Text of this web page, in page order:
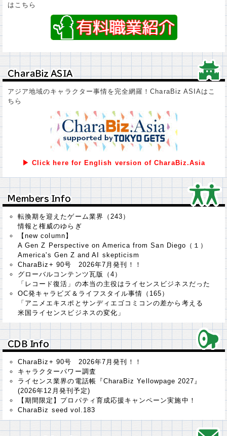
はこちら
ＣｈａｒａＢｉｚ ＡＳＩＡ
ＣｈａｒａＢｉｚ ＡＳＩＡ
アジア地域のキャラクター事情を完全網羅！CharaBiz ASIAはこ
ちら
▶ Click here for English version of CharaBiz.Asia
Ｍｅｍｂｅｒｓ Ｉｎｆｏ
Ｍｅｍｂｅｒｓ Ｉｎｆｏ
転換期を迎えたゲーム業界（243）
情報と権威のゆらぎ
【new column】
A Gen Z Perspective on America from San Diego（１）
America's Gen Z and AI skepticism
CharaBiz+ 90号 2026年7月発刊！！
グローバルコンテンツ瓦版（4）
「レコード復活」の本当の主役はライセンスビジネスだった
OC発キャラビズ＆ライフスタイル事情（165）
「アニメエキスポとサンディエゴコミコンの差から考える
米国ライセンスビジネスの変化」
ＣＤＢ Ｉｎｆｏ
ＣＤＢ Ｉｎｆｏ
CharaBiz+ 90号 2026年7月発刊！！
キャラクターパワー調査
ライセンス業界の電話帳『CharaBiz Yellowpage 2027』
(2026年12月発刊予定)
【期間限定】プロパティ育成応援キャンペーン実施中！
CharaBiz seed vol.183